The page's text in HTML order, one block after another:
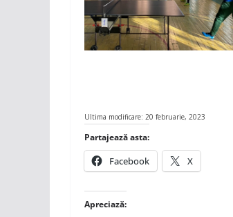
Ultima modificare: 20 februarie, 2023
Partajează asta:
Facebook X
Apreciază: